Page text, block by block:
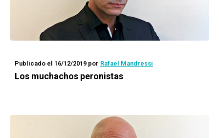
Publicado el 16/12/2019 por Rafael Mandressi
Los muchachos peronistas